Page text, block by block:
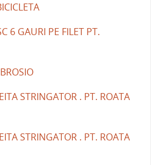
6 GAURI PE FILET PT.
STRINGATOR . PT. ROATA
STRINGATOR . PT. ROATA